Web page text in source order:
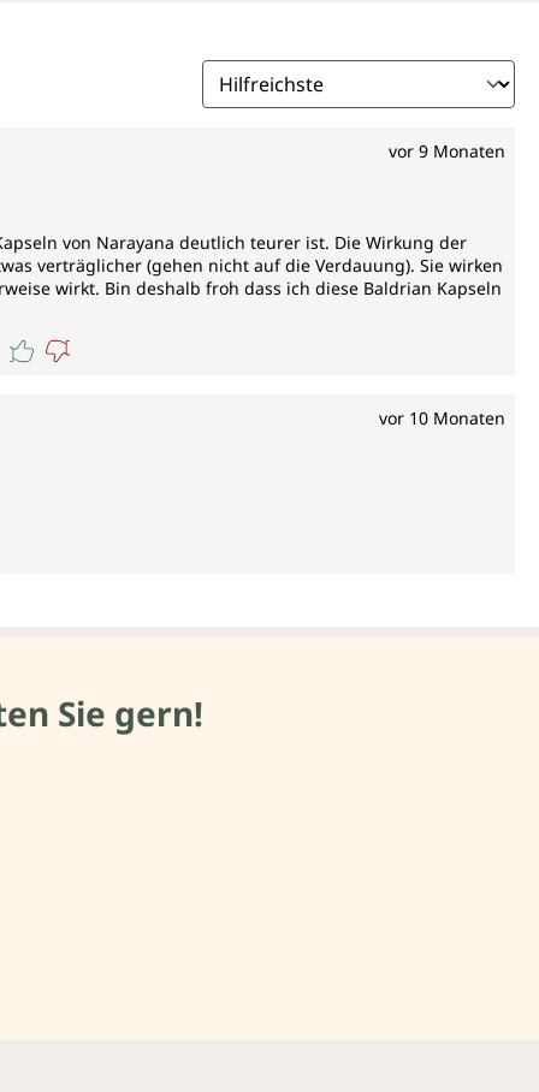
vor 9 Monaten
von Narayana deutlich teurer ist. Die Wirkung der
verträglicher (gehen nicht auf die Verdauung). Sie wirken
wirkt. Bin deshalb froh dass ich diese Baldrian Kapseln
vor 10 Monaten
Sie gern!